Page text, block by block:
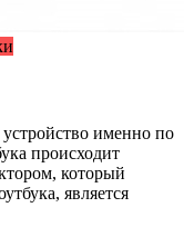
именно по
происходит
который
является